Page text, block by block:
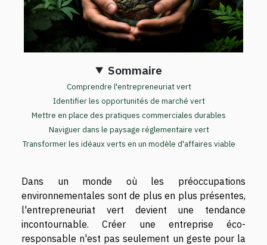
Sommaire
Comprendre l'entrepreneuriat vert
Identifier les opportunités de marché vert
Mettre en place des pratiques commerciales durables
Naviguer dans le paysage réglementaire vert
Transformer les idéaux verts en un modèle d'affaires viable
Dans un monde où les préoccupations
environnementales sont de plus en plus présentes,
l'entrepreneuriat vert devient une tendance
incontournable. Créer une entreprise éco-
responsable n'est pas seulement un geste pour la